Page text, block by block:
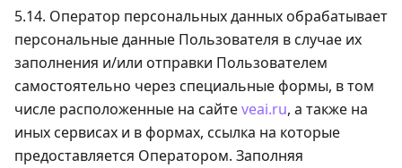
5.14. Оператор персональных данных обрабатывает
персональные данные Пользователя в случае их
заполнения и/или отправки Пользователем
самостоятельно через специальные формы, в том
числе расположенные на сайтеveai.ru, а также на
иных сервисах и в формах, ссылка на которые
предоставляется Оператором. Заполняя